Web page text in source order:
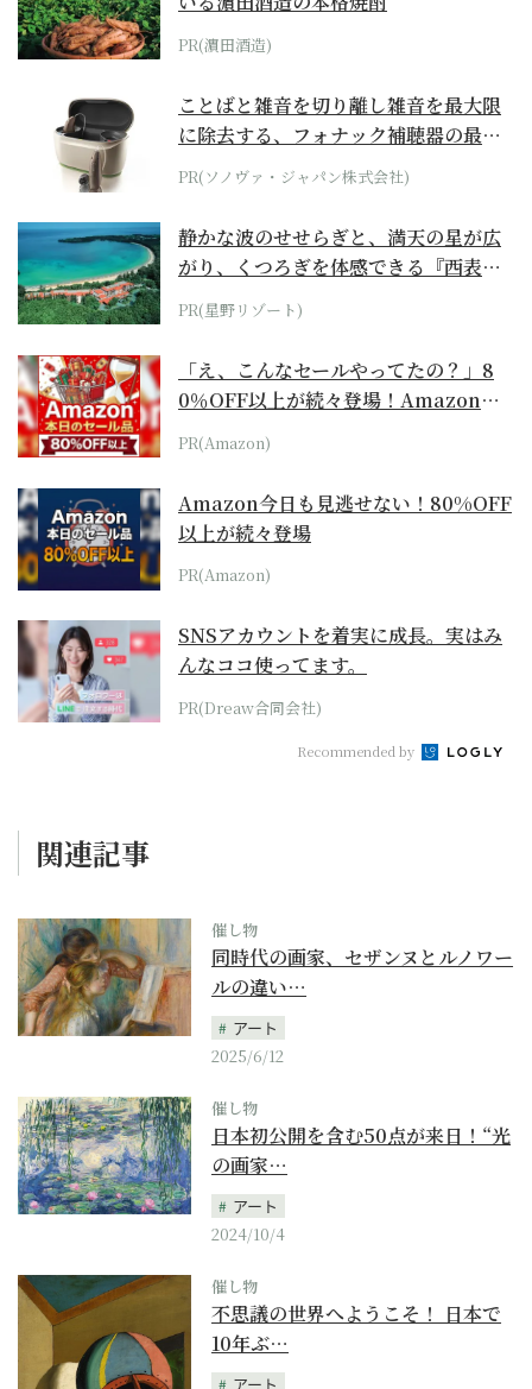
PR(濵田酒造)
ことばと雑音を切り離し雑音を最大限
に除去する、フォナック補聴器の最上
位モデル
PR(ソノヴァ・ジャパン株式会社)
静かな波のせせらぎと、満天の星が広
がり、くつろぎを体感できる『西表島
ホテル by...
PR(星野リゾート)
「え、こんなセールやってたの？」8
0％OFF以上が続々登場！Amazonの
本気が...
PR(Amazon)
Amazon今日も見逃せない！80%OFF
以上が続々登場
PR(Amazon)
SNSアカウントを着実に成長。実はみ
んなココ使ってます。
PR(Dreaw合同会社)
Recommended by
関連記事
催し物
同時代の画家、セザンヌとルノワー
ルの違い…
アート
2025/6/12
催し物
日本初公開を含む50点が来日！“光
の画家…
アート
2024/10/4
催し物
不思議の世界へようこそ！ 日本で
10年ぶ…
アート